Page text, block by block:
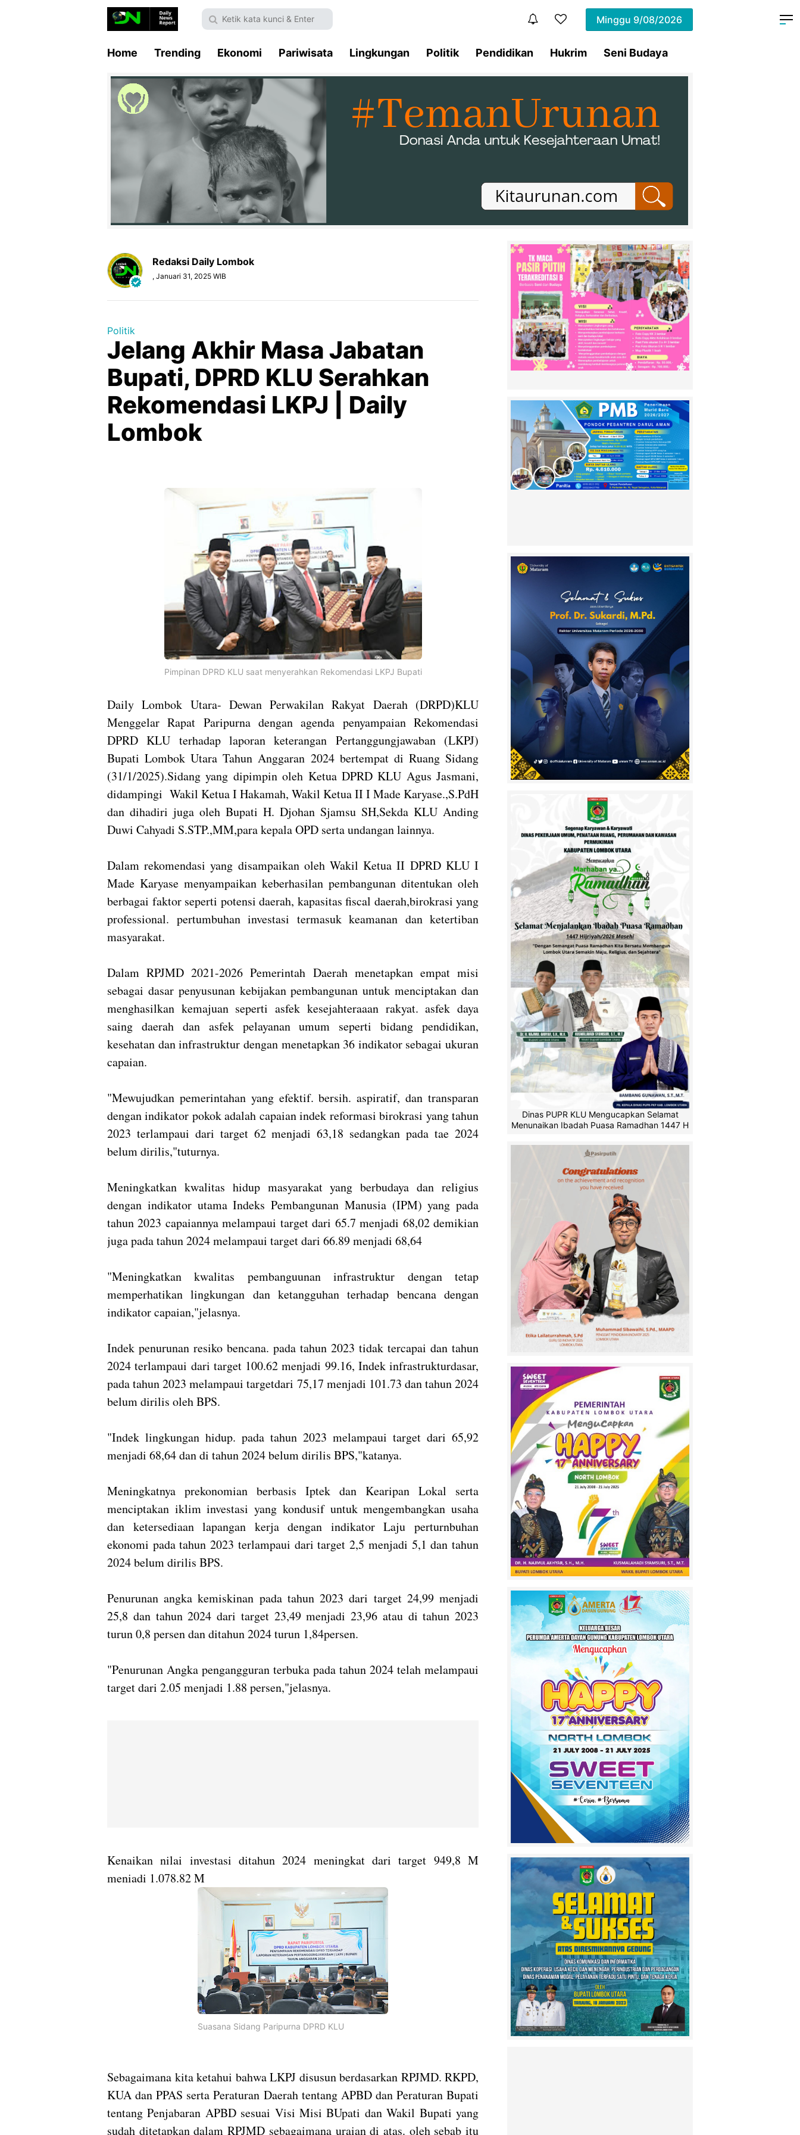
Minggu 9/08/2026
Home Trending Ekonomi Pariwisata Lingkungan Politik Pendidikan Hukrim Seni Budaya
Redaksi Daily Lombok
, Januari 31, 2025 WIB
Politik
Jelang Akhir Masa Jabatan
Bupati, DPRD KLU Serahkan
Rekomendasi LKPJ | Daily
Lombok
Pimpinan DPRD KLU saat menyerahkan Rekomendasi LKPJ Bupati
Daily Lombok Utara- Dewan Perwakilan Rakyat Daerah (DRPD)KLU
Menggelar Rapat Paripurna dengan agenda penyampaian Rekomendasi
DPRD KLU terhadap laporan keterangan Pertanggungjawaban (LKPJ)
Bupati Lombok Utara Tahun Anggaran 2024 bertempat di Ruang Sidang
(31/1/2025).Sidang yang dipimpin oleh Ketua DPRD KLU Agus Jasmani,
didampingi Wakil Ketua I Hakamah, Wakil Ketua II I Made Karyase.,S.PdH
dan dihadiri juga oleh Bupati H. Djohan Sjamsu SH,Sekda KLU Anding
Duwi Cahyadi S.STP.,MM,para kepala OPD serta undangan lainnya.
Dalam rekomendasi yang disampaikan oleh Wakil Ketua II DPRD KLU I
Made Karyase menyampaikan keberhasilan pembangunan ditentukan oleh
berbagai faktor seperti potensi daerah, kapasitas fiscal daerah,birokrasi yang
professional. pertumbuhan investasi termasuk keamanan dan ketertiban
masyarakat.
Dalam RPJMD 2021-2026 Pemerintah Daerah menetapkan empat misi
sebagai dasar penyusunan kebijakan pembangunan untuk menciptakan dan
menghasilkan kemajuan seperti asfek kesejahteraaan rakyat. asfek daya
saing daerah dan asfek pelayanan umum seperti bidang pendidikan,
kesehatan dan infrastruktur dengan menetapkan 36 indikator sebagai ukuran
capaian.
"Mewujudkan pemerintahan yang efektif. bersih. aspiratif, dan transparan
dengan indikator pokok adalah capaian indek reformasi birokrasi yang tahun
2023 terlampaui dari target 62 menjadi 63,18 sedangkan pada tae 2024
belum dirilis,"tuturnya.
Meningkatkan kwalitas hidup masyarakat yang berbudaya dan religius
dengan indikator utama Indeks Pembangunan Manusia (IPM) yang pada
tahun 2023 capaiannya melampaui target dari 65.7 menjadi 68,02 demikian
juga pada tahun 2024 melampaui target dari 66.89 menjadi 68,64
"Meningkatkan kwalitas pembanguunan infrastruktur dengan tetap
memperhatikan lingkungan dan ketangguhan terhadap bencana dengan
indikator capaian,"jelasnya.
Indek penurunan resiko bencana. pada tahun 2023 tidak tercapai dan tahun
2024 terlampaui dari target 100.62 menjadi 99.16, Indek infrastrukturdasar,
pada tahun 2023 melampaui targetdari 75,17 menjadi 101.73 dan tahun 2024
belum dirilis oleh BPS.
"Indek lingkungan hidup. pada tahun 2023 melampaui target dari 65,92
menjadi 68,64 dan di tahun 2024 belum dirilis BPS,"katanya.
Meningkatnya prekonomian berbasis Iptek dan Kearipan Lokal serta
menciptakan iklim investasi yang kondusif untuk mengembangkan usaha
dan ketersediaan lapangan kerja dengan indikator Laju perturnbuhan
ekonomi pada tahun 2023 terlampaui dari target 2,5 menjadi 5,1 dan tahun
2024 belum dirilis BPS.
Penurunan angka kemiskinan pada tahun 2023 dari target 24,99 menjadi
25,8 dan tahun 2024 dari target 23,49 menjadi 23,96 atau di tahun 2023
turun 0,8 persen dan ditahun 2024 turun 1,84persen.
"Penurunan Angka pengangguran terbuka pada tahun 2024 telah melampaui
target dari 2.05 menjadi 1.88 persen,"jelasnya.
Kenaikan nilai investasi ditahun 2024 meningkat dari target 949,8 M
meniadi 1.078.82 M
Suasana Sidang Paripurna DPRD KLU
Sebagaimana kita ketahui bahwa LKPJ disusun berdasarkan RPJMD. RKPD,
KUA dan PPAS serta Peraturan Daerah tentang APBD dan Peraturan Bupati
tentang Penjabaran APBD sesuai Visi Misi BUpati dan Wakil Bupati yang
sudah ditetapkan dalam RPJMD sebagaimana uraian di atas. oleh sebab itu
Dinas PUPR KLU Mengucapkan Selamat
Menunaikan Ibadah Puasa Ramadhan 1447 H